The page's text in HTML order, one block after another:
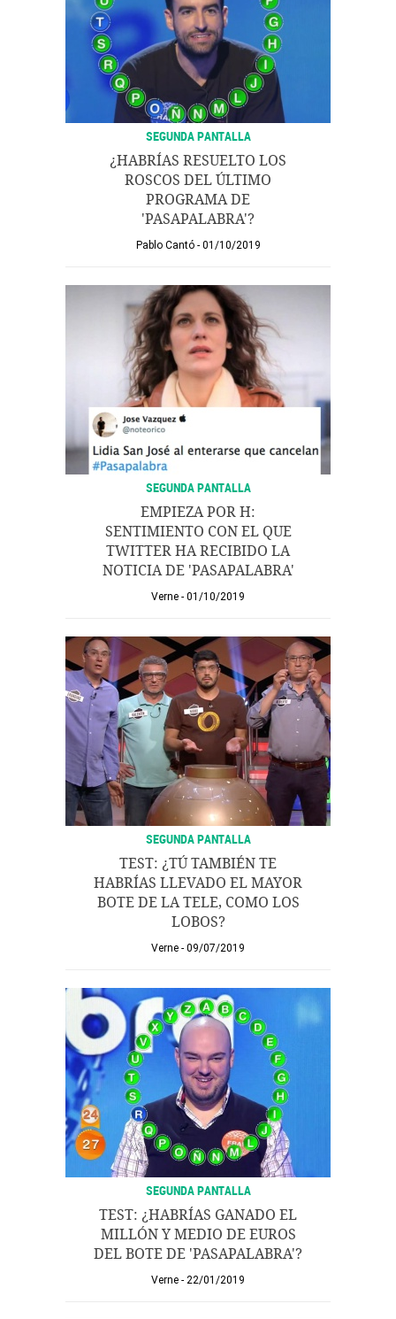
SEGUNDA PANTALLA
¿HABRÍAS RESUELTO LOS
ROSCOS DEL ÚLTIMO
PROGRAMA DE
'PASAPALABRA'?
Pablo Cantó 01/10/2019
SEGUNDA PANTALLA
EMPIEZA POR H:
SENTIMIENTO CON EL QUE
TWITTER HA RECIBIDO LA
NOTICIA DE 'PASAPALABRA'
Verne 01/10/2019
SEGUNDA PANTALLA
TEST: ¿TÚ TAMBIÉN TE
HABRÍAS LLEVADO EL MAYOR
BOTE DE LA TELE, COMO LOS
LOBOS?
Verne 09/07/2019
SEGUNDA PANTALLA
TEST: ¿HABRÍAS GANADO EL
MILLÓN Y MEDIO DE EUROS
DEL BOTE DE 'PASAPALABRA'?
Verne 22/01/2019